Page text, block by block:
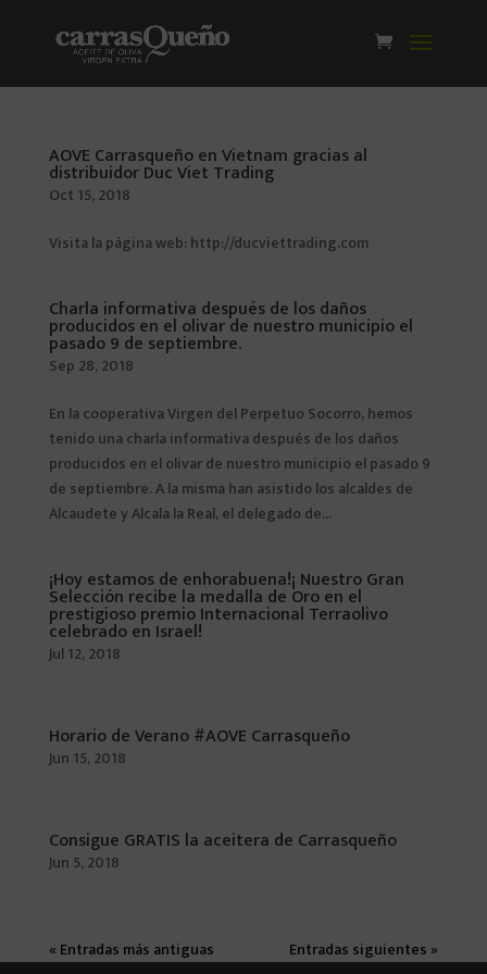
AOVE Carrasqueño en Vietnam gracias al
distribuidor Duc Viet Trading
Oct 15, 2018
Visita la página web: http://ducviettrading.com
Charla informativa después de los daños
producidos en el olivar de nuestro municipio el
pasado 9 de septiembre.
Sep 28, 2018
En la cooperativa Virgen del Perpetuo Socorro, hemos
tenido una charla informativa después de los daños
producidos en el olivar de nuestro municipio el pasado 9
de septiembre. A la misma han asistido los alcaldes de
Alcaudete y Alcala la Real, el delegado de...
¡Hoy estamos de enhorabuena!¡ Nuestro Gran
Selección recibe la medalla de Oro en el
prestigioso premio Internacional Terraolivo
celebrado en Israel!
Jul 12, 2018
Horario de Verano #AOVE Carrasqueño
Jun 15, 2018
Consigue GRATIS la aceitera de Carrasqueño
Jun 5, 2018
« Entradas más antiguas Entradas siguientes »